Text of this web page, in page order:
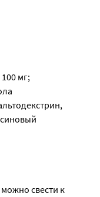
мг;
свести к